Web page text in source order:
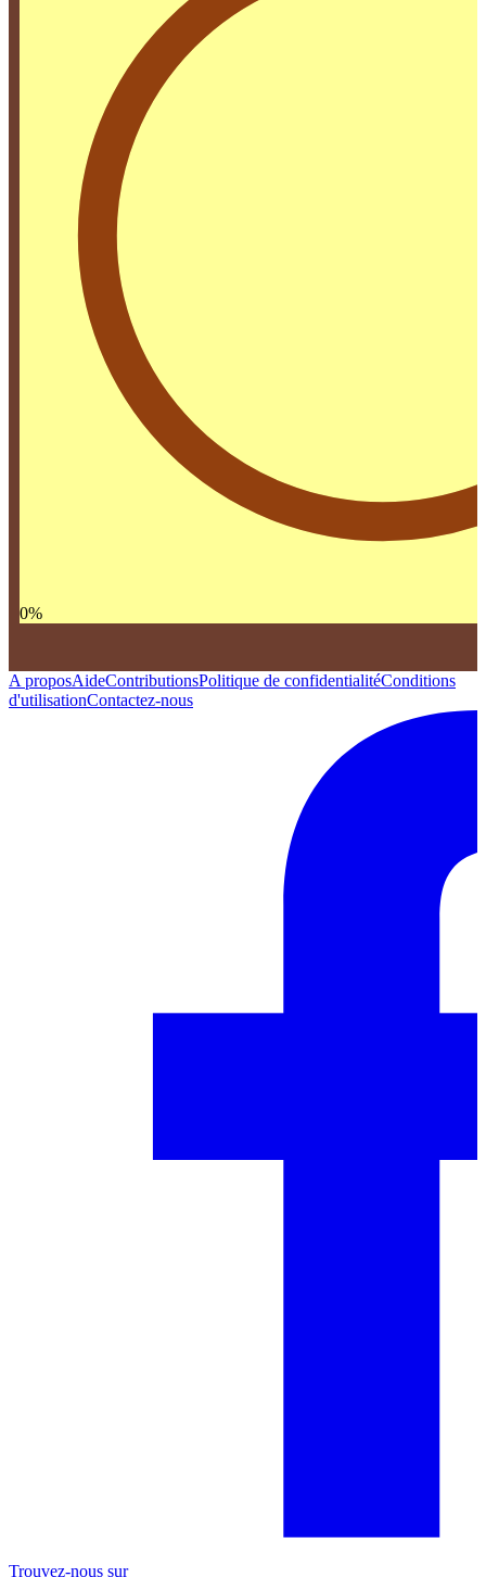
0%
A proposAideContributionsPolitique de confidentialitéConditions
d'utilisationContactez-nous
Trouvez-nous sur